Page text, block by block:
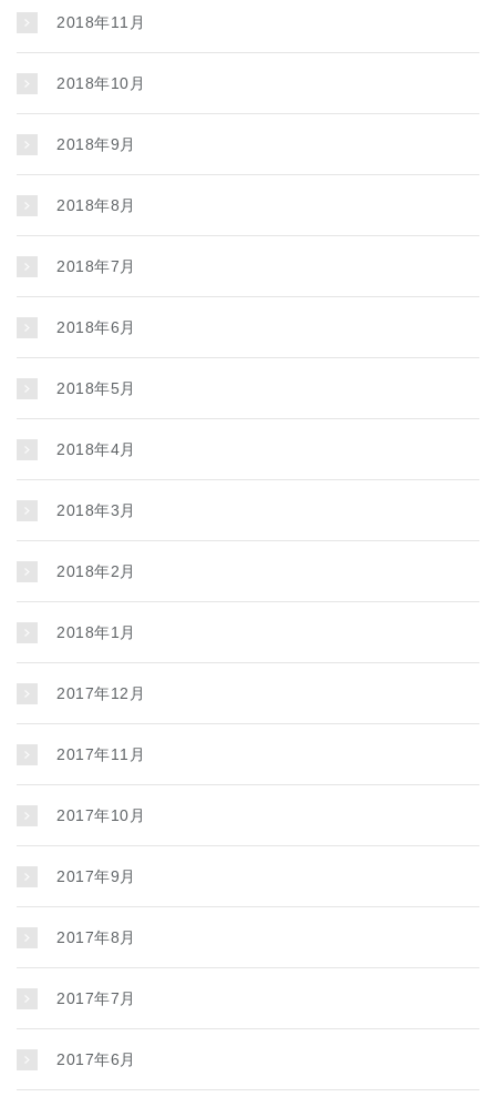
2018年11月
2018年10月
2018年9月
2018年8月
2018年7月
2018年6月
2018年5月
2018年4月
2018年3月
2018年2月
2018年1月
2017年12月
2017年11月
2017年10月
2017年9月
2017年8月
2017年7月
2017年6月